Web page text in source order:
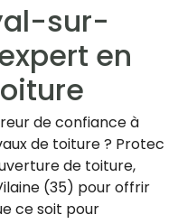
sur-
en
de confiance à
de toiture ? Protec
de toiture,
(35) pour offrir
ce soit pour